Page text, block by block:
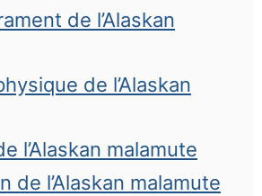
de l’Alaskan
de l’Alaskan
l’Alaskan malamute
de l’Alaskan malamute